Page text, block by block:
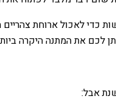
לאכול ארוחת צהריים
לכם את המתנה היקרה
אבל: